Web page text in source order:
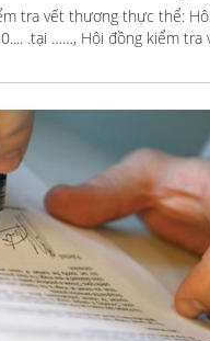
tra vết thương thực thể:
.tại ……, Hội đồng kiểm